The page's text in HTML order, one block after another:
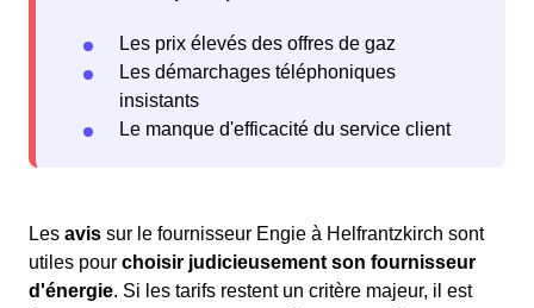
Les prix élevés des offres de gaz
Les démarchages téléphoniques
insistants
Le manque d'efficacité du service client
Les avis sur le fournisseur Engie à Helfrantzkirch sont
utiles pour choisir judicieusement son fournisseur
d'énergie. Si les tarifs restent un critère majeur, il est